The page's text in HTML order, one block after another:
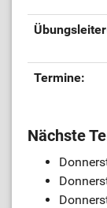
Termine:
Nächste